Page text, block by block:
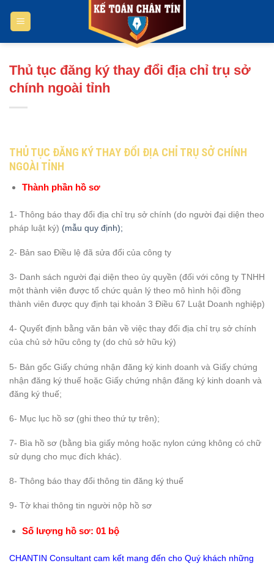
Thủ tục đăng ký thay đổi địa chỉ trụ sở
chính ngoài tỉnh
THỦ TỤC ĐĂNG KÝ THAY ĐỔI ĐỊA CHỈ TRỤ SỞ CHÍNH
NGOÀI TỈNH
Thành phần hồ sơ
1- Thông báo thay đổi địa chỉ trụ sở chính (do người đại diện theo
pháp luật ký) (mẫu quy định);
2- Bản sao Điều lệ đã sửa đổi của công ty
3- Danh sách người đại diện theo ủy quyền (đối với công ty TNHH
một thành viên được tổ chức quản lý theo mô hình hội đồng
thành viên được quy định tại khoản 3 Điều 67 Luật Doanh nghiệp)
4- Quyết định bằng văn bản về việc thay đổi địa chỉ trụ sở chính
của chủ sở hữu công ty (do chủ sở hữu ký)
5- Bản gốc Giấy chứng nhận đăng ký kinh doanh và Giấy chứng
nhận đăng ký thuế hoặc Giấy chứng nhận đăng ký kinh doanh và
đăng ký thuế;
6- Mục lục hồ sơ (ghi theo thứ tự trên);
7- Bìa hồ sơ (bằng bìa giấy mỏng hoặc nylon cứng không có chữ
sử dụng cho mục đích khác).
8- Thông báo thay đổi thông tin đăng ký thuế
9- Tờ khai thông tin người nộp hồ sơ
Số lượng hồ sơ: 01 bộ
CHANTIN Consultant cam kết mang đến cho Quý khách những